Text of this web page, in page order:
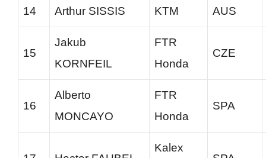
14 Arthur SISSIS KTM AUS
15
Jakub
KORNFEIL
FTR
Honda
CZE
16
Alberto
MONCAYO
FTR
Honda
SPA
Kalex